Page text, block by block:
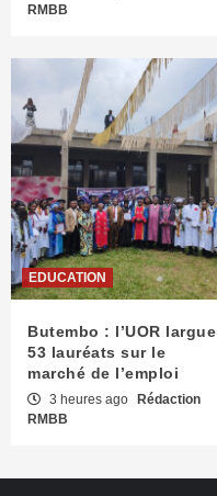
RMBB
EDUCATION
Butembo : l’UOR largue
53 lauréats sur le
marché de l’emploi
3 heures ago
Rédaction
RMBB